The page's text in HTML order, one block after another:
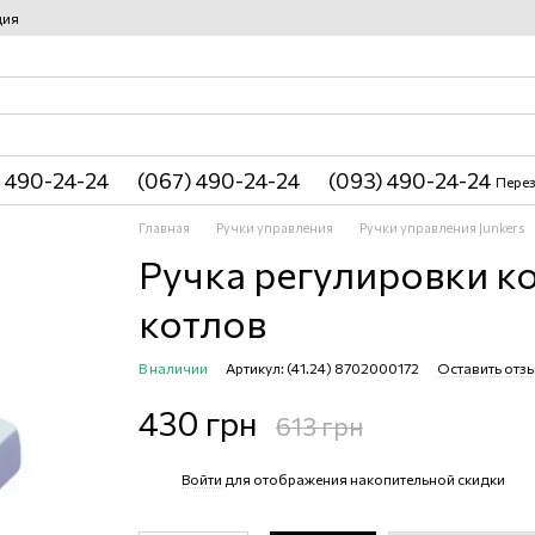
24-24 (067) 490-24-24 (093) 490-24-24
Главная Ручки управления Ручки управления Junkers
Ручка регулировки
котлов
В наличии Артикул: (41.24) 8702000172 Оставить
430 грн 613 грн
Войти для отображения накопительной скидки